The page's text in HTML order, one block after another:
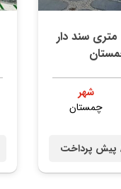
خرید ویلا مدرن ۲۱۰ متری سند دار
شهر
چمستان
پیش پرداخت